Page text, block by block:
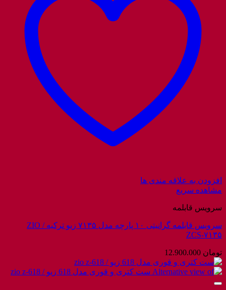
افزودن به علاقه مندی ها
مشاهده سریع
سرویس قابلمه
سرویس قابلمه گرانیتی ۱۰ پارچه مدل ۷۱۳۵ زیو ترکیه / ZIO
ZCS-۷۱۳۵
تومان